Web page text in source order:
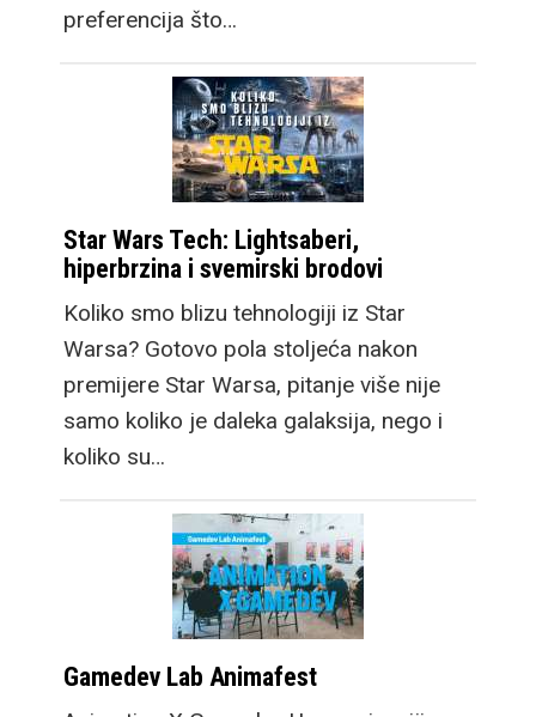
preferencija što…
Star Wars Tech: Lightsaberi,
hiperbrzina i svemirski brodovi
Koliko smo blizu tehnologiji iz Star
Warsa? Gotovo pola stoljeća nakon
premijere Star Warsa, pitanje više nije
samo koliko je daleka galaksija, nego i
koliko su…
Gamedev Lab Animafest